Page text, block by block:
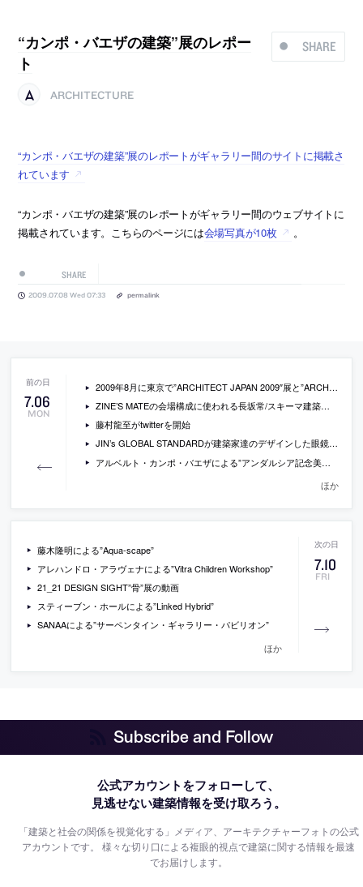
SHARE
“カンポ・バエザの建築”展のレポー
ト
ARCHITECTURE
“カンポ・バエザの建築”展のレポートがギャラリー間のサイトに掲載さ
れています
“カンポ・バエザの建築”展のレポートがギャラリー間のウェブサイトに
掲載されています。こちらのページには会場写真が10枚 。
SHARE
2009.07.08 Wed 07:33 permalink
7.06
MON
2009年8月に東京で”ARCHITECT JAPAN 2009″展と”ARCHITECT TOKYO 2009″展が開催
ZINE’S MATEの会場構成に使われる長坂常/スキーマ建築計画デザインの机が購入可能
藤村龍至がtwitterを開始
JIN’s GLOBAL STANDARDが建築家達のデザインした眼鏡を販売
アルベルト・カンポ・バエザによる”アンダルシア記念美術館”
ほか
7.10
FRI
藤木隆明による”Aqua-scape”
アレハンドロ・アラヴェナによる”Vitra Children Workshop”
21_21 DESIGN SIGHT”骨”展の動画
スティーブン・ホールによる”Linked Hybrid”
SANAAによる”サーペンタイン・ギャラリー・パビリオン”
ほか
Subscribe and Follow
公式アカウントをフォローして、
見逃せない建築情報を受け取ろう。
「建築と社会の関係を視覚化する」メディア、アーキテクチャーフォトの公式
アカウントです。様々な切り口による複眼的視点で建築に関する情報を最速
でお届けします。